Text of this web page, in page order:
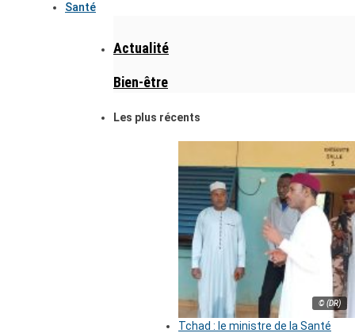
Santé
Actualité
Bien-être
Les plus récents
© (DR)
Tchad : le ministre de la Santé